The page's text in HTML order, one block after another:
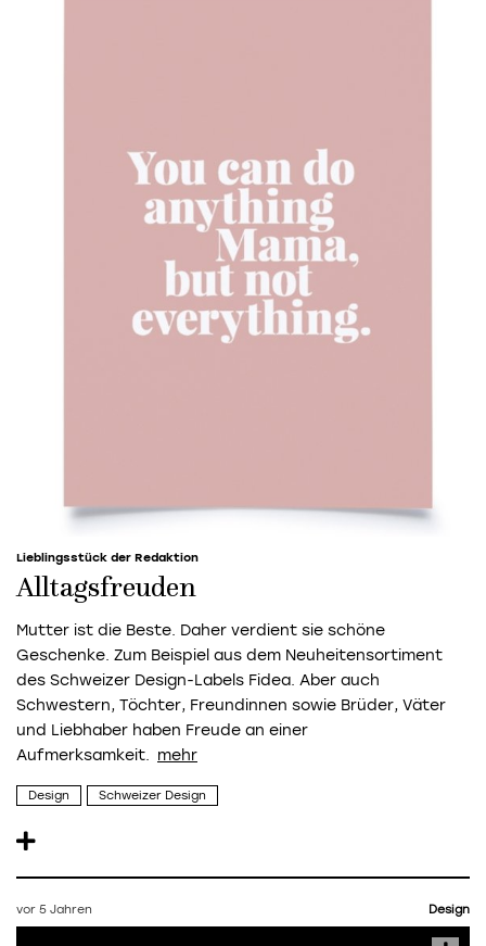
Lieblingsstück der Redaktion
Alltagsfreuden
Mutter ist die Beste. Daher verdient sie schöne
Geschenke. Zum Beispiel aus dem Neuheitensortiment
des Schweizer Design-Labels Fidea. Aber auch
Schwestern, Töchter, Freundinnen sowie Brüder, Väter
und Liebhaber haben Freude an einer
Aufmerksamkeit.
Design Schweizer Design
vor 5 Jahren Design